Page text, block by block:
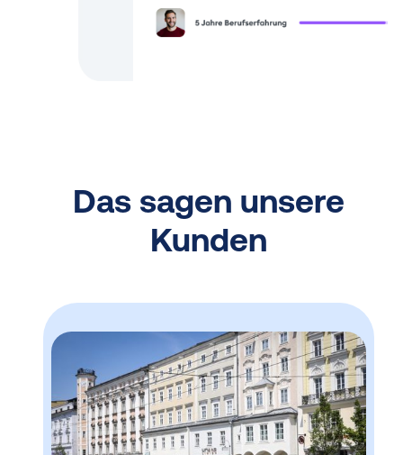
Das sagen unsere
Kunden